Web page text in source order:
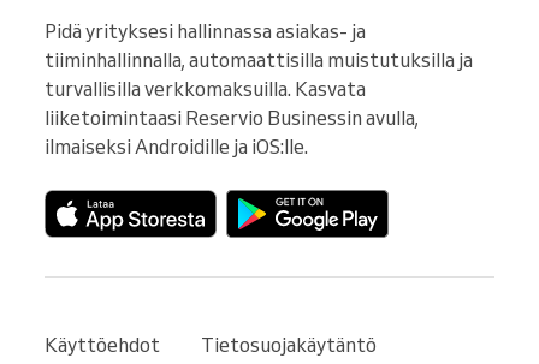
Pidä yrityksesi hallinnassa asiakas- ja
tiiminhallinnalla, automaattisilla muistutuksilla ja
turvallisilla verkkomaksuilla. Kasvata
liiketoimintaasi Reservio Businessin avulla,
ilmaiseksi Androidille ja iOS:lle.
Käyttöehdot Tietosuojakäytäntö